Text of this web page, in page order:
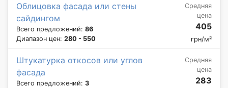
Облицовка фасада или стены
сайдингом
Всего предложений: 86
Диапазон цен: 280 - 550
Средняя
цена
405
грн/м²
Штукатурка откосов или углов
фасада
Всего предложений: 3
Средняя
цена
283